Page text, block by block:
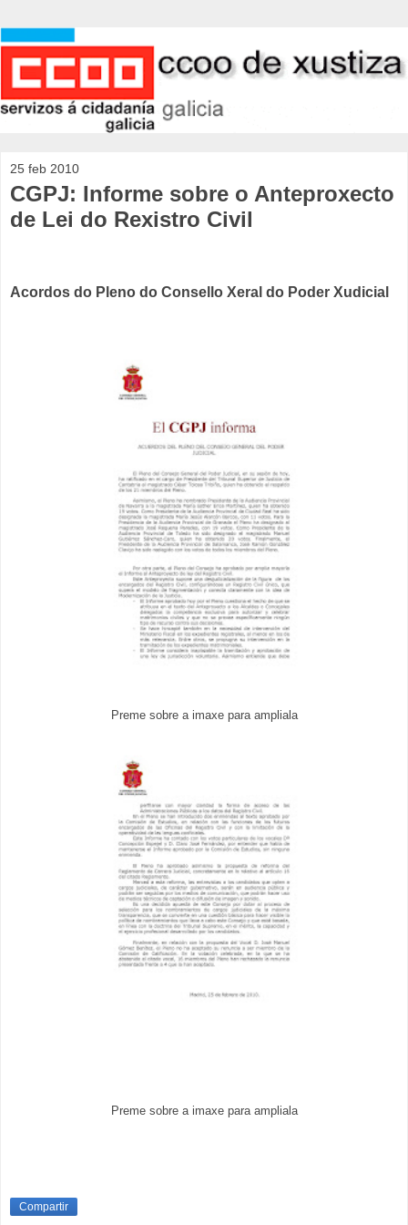
25 feb 2010
CGPJ: Informe sobre o Anteproxecto
de Lei do Rexistro Civil
Acordos do Pleno do Consello Xeral do Poder Xudicial
Preme sobre a imaxe para ampliala
Preme sobre a imaxe para ampliala
Compartir